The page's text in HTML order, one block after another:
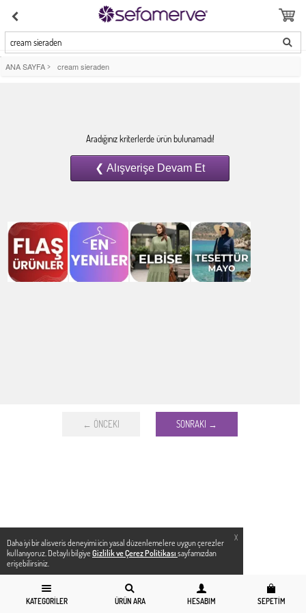
X
Daha iyi bir alisveris deneyimi icin yasal düzenlemelere uygun çerezler
kullanıyoruz. Detaylı bilgiye Gizlilik ve Çerez Politikası sayfamızdan
erişebilirsiniz.
cream sieraden
KATEGORILER ÜRÜN ARA HESABIM SEPETIM
ANA SAYFA > cream sieraden
Aradığınız kriterlerde ürün bulunamadı!
← ÖNCEKI SONRAKI →